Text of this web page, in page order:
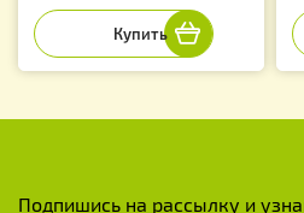
Подпишись на рассылку и